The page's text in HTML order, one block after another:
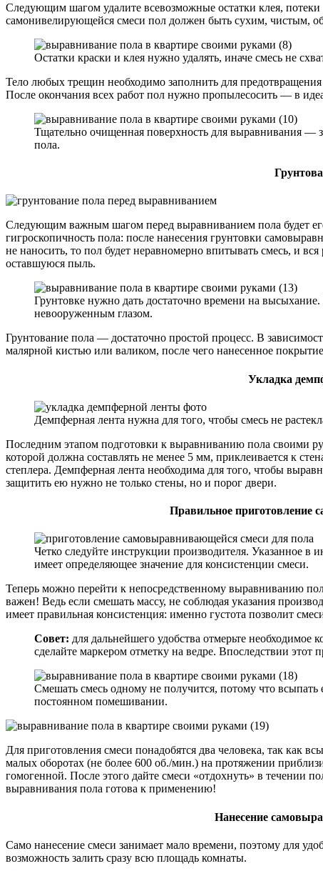
Следующим шагом удалите всевозможные остатки клея, потеки
самонивелирующейся смеси пол должен быть сухим, чистым,
Остатки краски и клея нужно удалять, иначе смесь не
Тело любых трещин необходимо заполнить для
После окончания всех работ пол нужно пропылесосить — в
Тщательно очищенная поверхность для выравнивания —
пола.
Следующим важным шагом перед выравниванием пола будет
гигроскопичность пола: после нанесения грунтовки
не наносить, то пол будет неравномерно впитывать смесь, и
оставшуюся пыль.
Грунтовке нужно дать достаточно времени на
невооруженным глазом.
Грунтование пола — достаточно простой процесс. В
малярной кистью или валиком, после чего нанесенное
Укладка
Демпферная лента нужна для того, чтобы смесь не
Последним этапом подготовки к выравниванию пола своими
которой должна составлять не менее 5 мм, приклеивается к
степлера. Демпферная лента необходима для того, чтобы
защитить ею нужно не только стены, но и порог двери.
Правильное приготовление
Четко следуйте инструкции производителя. Указанное в
имеет определяющее значение для консистенции смеси.
Теперь можно перейти к непосредственному выравниванию
важен! Ведь если смешать массу, не соблюдая указания
имеет правильная консистенция: именно густота позволит
Совет: для дальнейшего удобства отмерьте
сделайте маркером отметку на ведре. Впоследствии этот
Смешать смесь одному не получится, потому что
постоянном помешивании.
Для приготовления смеси понадобятся два человека, так как
малых оборотах (не более 600 об./мин.) на протяжении
гомогенной. После этого дайте смеси «отдохнуть» в течении
выравнивания пола готова к применению!
Нанесение
Само нанесение смеси занимает мало времени, поэтому для
возможность залить сразу всю площадь комнаты.